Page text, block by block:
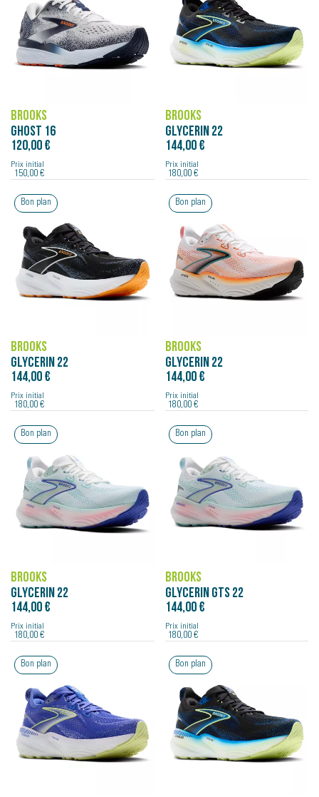
BROOKS
GHOST 16
120,00 €
Prix initial
150,00 €
BROOKS
GLYCERIN 22
144,00 €
Prix initial
180,00 €
Bon plan
BROOKS
GLYCERIN 22
144,00 €
Prix initial
180,00 €
Bon plan
BROOKS
GLYCERIN 22
144,00 €
Prix initial
180,00 €
Bon plan
BROOKS
GLYCERIN 22
144,00 €
Prix initial
180,00 €
Bon plan
BROOKS
GLYCERIN GTS 22
144,00 €
Prix initial
180,00 €
Bon plan Bon plan